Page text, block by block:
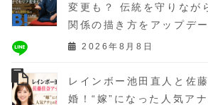
変更も？ 伝統を守りなが
関係の描き方をアップデ
2026年8月8日
レインボー池田直人と佐
婚！“嫁”になった人気ア